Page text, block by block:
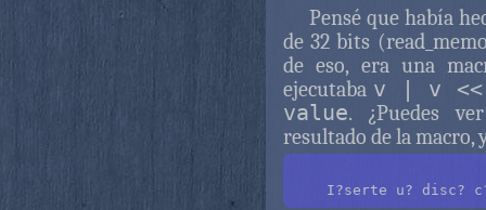
Pensé que había
de 32 bits
de eso, era una
ejecutaba v | v
value. ¿Puedes
resultado de la macro,